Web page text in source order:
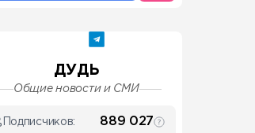
ДУДЬ
Общие новости и СМИ
Подписчиков: 889 027